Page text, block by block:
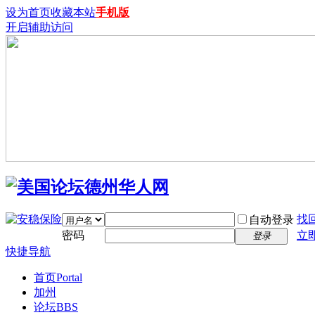
设为首页收藏本站手机版
开启辅助访问
自动登录 找
密码
登录
立
快捷导航
首页Portal
加州
论坛BBS